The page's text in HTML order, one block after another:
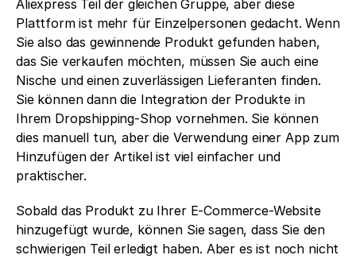
Aliexpress Teil der gleichen Gruppe, aber diese
Plattform ist mehr für Einzelpersonen gedacht. Wenn
Sie also das gewinnende Produkt gefunden haben,
das Sie verkaufen möchten, müssen Sie auch eine
Nische und einen zuverlässigen Lieferanten finden.
Sie können dann die Integration der Produkte in
Ihrem Dropshipping-Shop vornehmen. Sie können
dies manuell tun, aber die Verwendung einer App zum
Hinzufügen der Artikel ist viel einfacher und
praktischer.
Sobald das Produkt zu Ihrer E-Commerce-Website
hinzugefügt wurde, können Sie sagen, dass Sie den
schwierigen Teil erledigt haben. Aber es ist noch nicht